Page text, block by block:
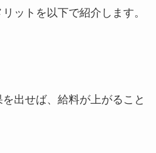
ットを以下で紹介します。
出せば、給料が上がること